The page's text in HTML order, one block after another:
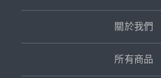
關於我們
所有商品